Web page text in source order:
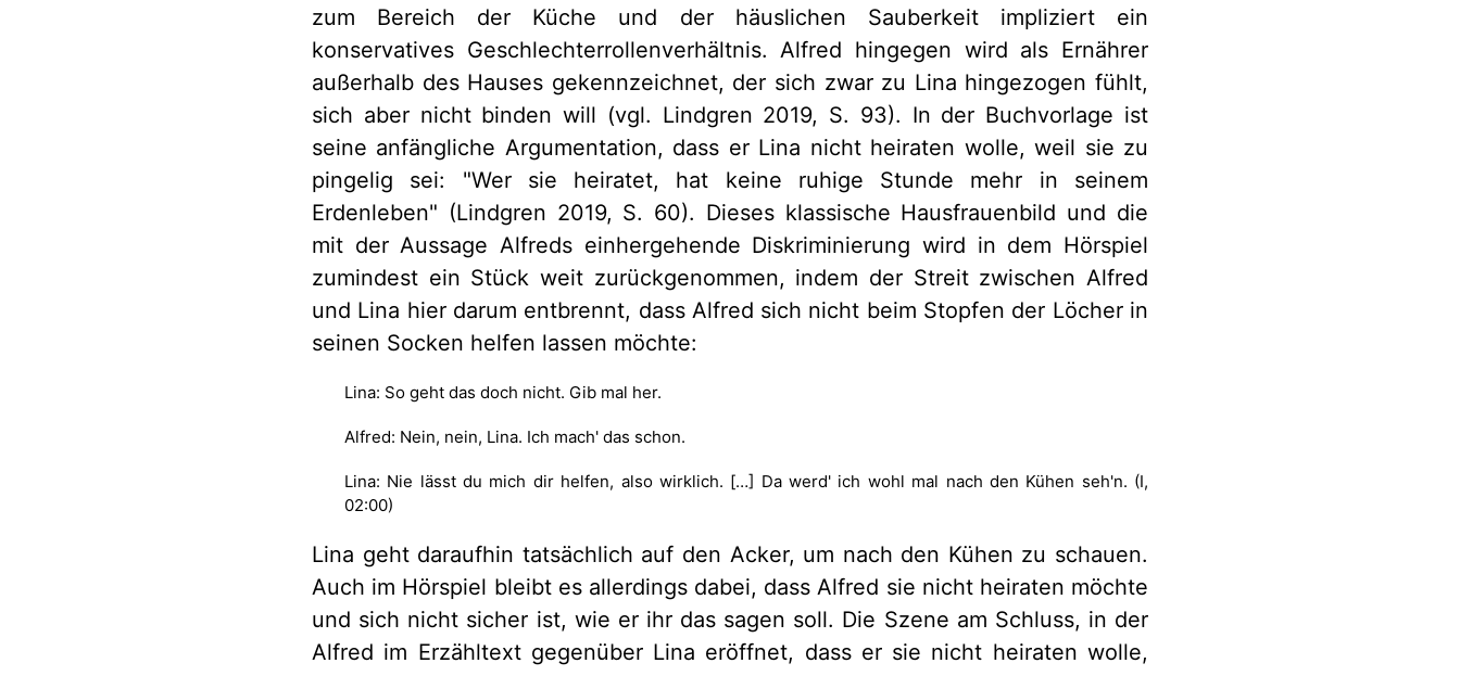
zum Bereich der Küche und der häuslichen Sauberkeit impliziert ein
konservatives Geschlechterrollenverhältnis. Alfred hingegen wird als Ernährer
außerhalb des Hauses gekennzeichnet, der sich zwar zu Lina hingezogen fühlt,
sich aber nicht binden will (vgl. Lindgren 2019, S. 93). In der Buchvorlage ist
seine anfängliche Argumentation, dass er Lina nicht heiraten wolle, weil sie zu
pingelig sei: "Wer sie heiratet, hat keine ruhige Stunde mehr in seinem
Erdenleben" (Lindgren 2019, S. 60). Dieses klassische Hausfrauenbild und die
mit der Aussage Alfreds einhergehende Diskriminierung wird in dem Hörspiel
zumindest ein Stück weit zurückgenommen, indem der Streit zwischen Alfred
und Lina hier darum entbrennt, dass Alfred sich nicht beim Stopfen der Löcher in
seinen Socken helfen lassen möchte:
Lina: So geht das doch nicht. Gib mal her.
Alfred: Nein, nein, Lina. Ich mach' das schon.
Lina: Nie lässt du mich dir helfen, also wirklich. […] Da werd' ich wohl mal nach den Kühen seh'n. (I,
02:00)
Lina geht daraufhin tatsächlich auf den Acker, um nach den Kühen zu schauen.
Auch im Hörspiel bleibt es allerdings dabei, dass Alfred sie nicht heiraten möchte
und sich nicht sicher ist, wie er ihr das sagen soll. Die Szene am Schluss, in der
Alfred im Erzähltext gegenüber Lina eröffnet, dass er sie nicht heiraten wolle,